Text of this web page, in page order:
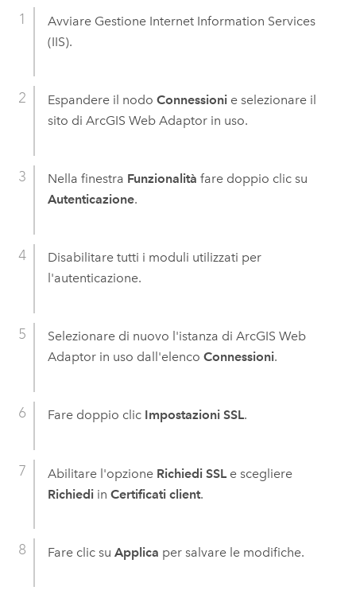
Avviare Gestione Internet Information Services
(IIS).
Espandere il nodo Connessionie selezionare il
sito di ArcGIS Web Adaptorin uso.
Nella finestra Funzionalità fare doppio clic su
Autenticazione.
Disabilitare tutti i moduli utilizzati per
l'autenticazione.
Selezionare di nuovo l'istanza di ArcGIS Web
Adaptorin uso dall'elenco Connessioni.
Fare doppio clic Impostazioni SSL.
Abilitare l'opzione Richiedi SSLe scegliere
Richiediin Certificati client.
Fare clic su Applica per salvare le modifiche.